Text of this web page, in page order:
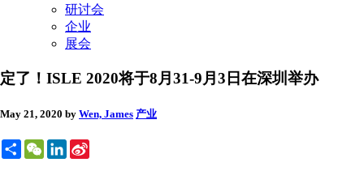
研讨会
企业
展会
定了！ISLE 2020将于8月31-9月3日在深圳举办
May 21, 2020 by Wen, James 产业
ShareWeChatLinkedIn